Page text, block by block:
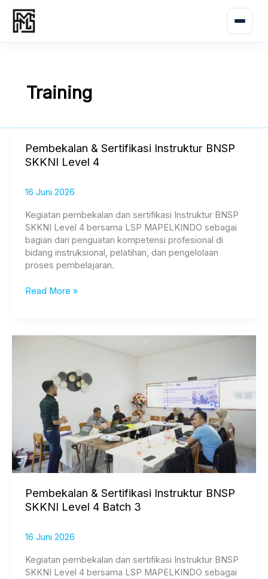
konten
Training
Pembekalan & Sertifikasi Instruktur BNSP
SKKNI Level 4
16 Juni 2026
Kegiatan pembekalan dan sertifikasi Instruktur BNSP
SKKNI Level 4 bersama LSP MAPELKINDO sebagai
bagian dari penguatan kompetensi profesional di
bidang instruksional, pelatihan, dan pengelolaan
proses pembelajaran.
Pembekalan
&
BNSP
SKKNI
Level
4
Read More »
Pembekalan & Sertifikasi Instruktur BNSP
SKKNI Level 4 Batch 3
16 Juni 2026
Kegiatan pembekalan dan sertifikasi Instruktur BNSP
SKKNI Level 4 bersama LSP MAPELKINDO sebagai
Instruktur
BNSP
SKKNI
Level
Batch
3